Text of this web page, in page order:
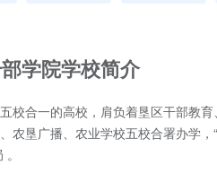
学院学校简介
校合一的高校，肩负着垦区干部教
农垦广播、农业学校五校合署办学